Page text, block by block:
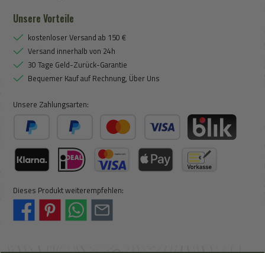
Unsere Vorteile
kostenloser Versand ab 150 €
Versand innerhalb von 24h
30 Tage Geld-Zurück-Garantie
Bequemer Kauf auf Rechnung, Über Uns
Unsere Zahlungsarten:
PayPal Später BezahlenKredit- oder Debitkarte
Dieses Produkt weiterempfehlen: